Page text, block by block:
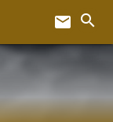
email search